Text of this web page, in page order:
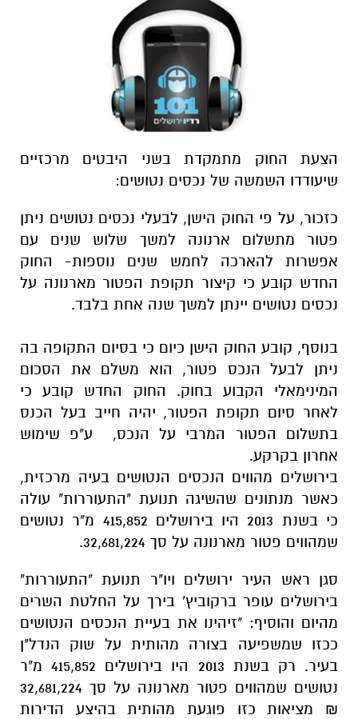
הצעת החוק מתמקדת בשני היבטים מרכזיים
שיעודדו השמשה של נכסים נטושים:
כזכור, על פי החוק הישן, לבעלי נכסים נטושים ניתן
פטור מתשלום ארנונה למשך שלוש שנים עם
אפשרות להארכה לחמש שנים נוספות- החוק
החדש קובע כי קיצור תקופת הפטור מארנונה על
נכסים נטושים יינתן למשך שנה אחת בלבד.
בנוסף, קובע החוק הישן כיום כי בסיום התקופה בה
ניתן לבעל הנכס פטור, הוא משלם את הסכום
המינימאלי הקבוע בחוק. החוק החדש קובע כי
לאחר סיום תקופת הפטור, יהיה חייב בעל הכנס
בתשלום הפטור המרבי על הנכס, ע"פ שימוש
אחרון בקרקע.
בירושלים מהווים הנכסים הנטושים בעיה מרכזית,
כאשר מנתונים שהשיגה תנועת "התעוררות" עולה
כי בשנת 2013 היו בירושלים 415,852 מ"ר נטושים
שמהווים פטור מארנונה על סך 32,681,224.
סגן ראש העיר ירושלים ויו"ר תנועת "התעוררות"
בירושלים עופר ברקוביץ' בירך על החלטת השרים
מהיום והוסיף: "זיהינו את בעיית הנכסים הנטושים
ככזו שמשפיעה בצורה מהותית על שוק הנדל"ן
בעיר. רק בשנת 2013 היו בירושלים 415,852 מ"ר
נטושים שמהווים פטור מארנונה על סך 32,681,224
₪ מציאות כזו פוגעת מהותית בהיצע הדירות